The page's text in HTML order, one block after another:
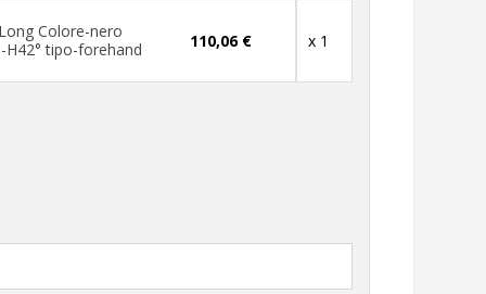
Colore-nero
tipo-forehand
110,06 € x 1